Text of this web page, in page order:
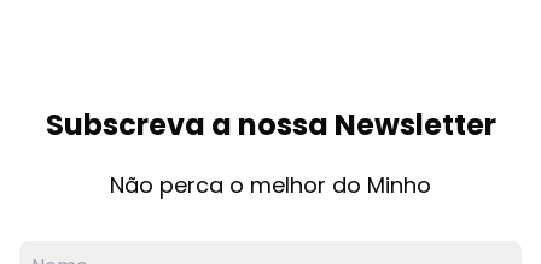
Subscreva a nossa Newsletter
Não perca o melhor do Minho